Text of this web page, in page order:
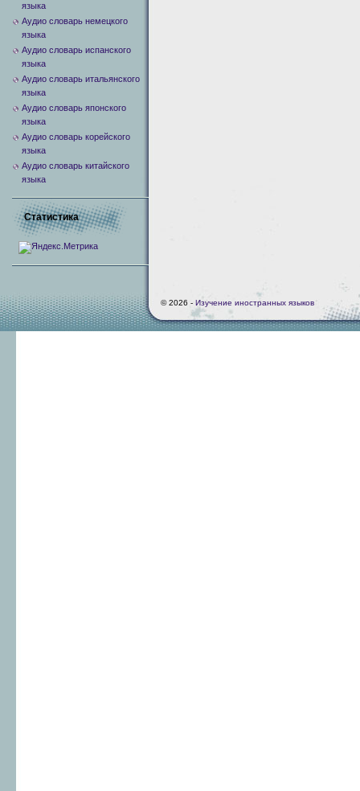
языка
Аудио словарь немецкого
языка
Аудио словарь испанского
языка
Аудио словарь итальянского
языка
Аудио словарь японского
языка
Аудио словарь корейского
языка
Аудио словарь китайского
языка
Статистика
© 2026 - Изучение иностранных языков